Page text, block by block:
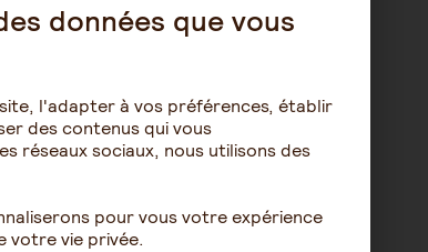
données que vous
l'adapter à vos préférences, établir
des contenus qui vous
réseaux sociaux, nous utilisons des
pour vous votre expérience
votre vie privée.